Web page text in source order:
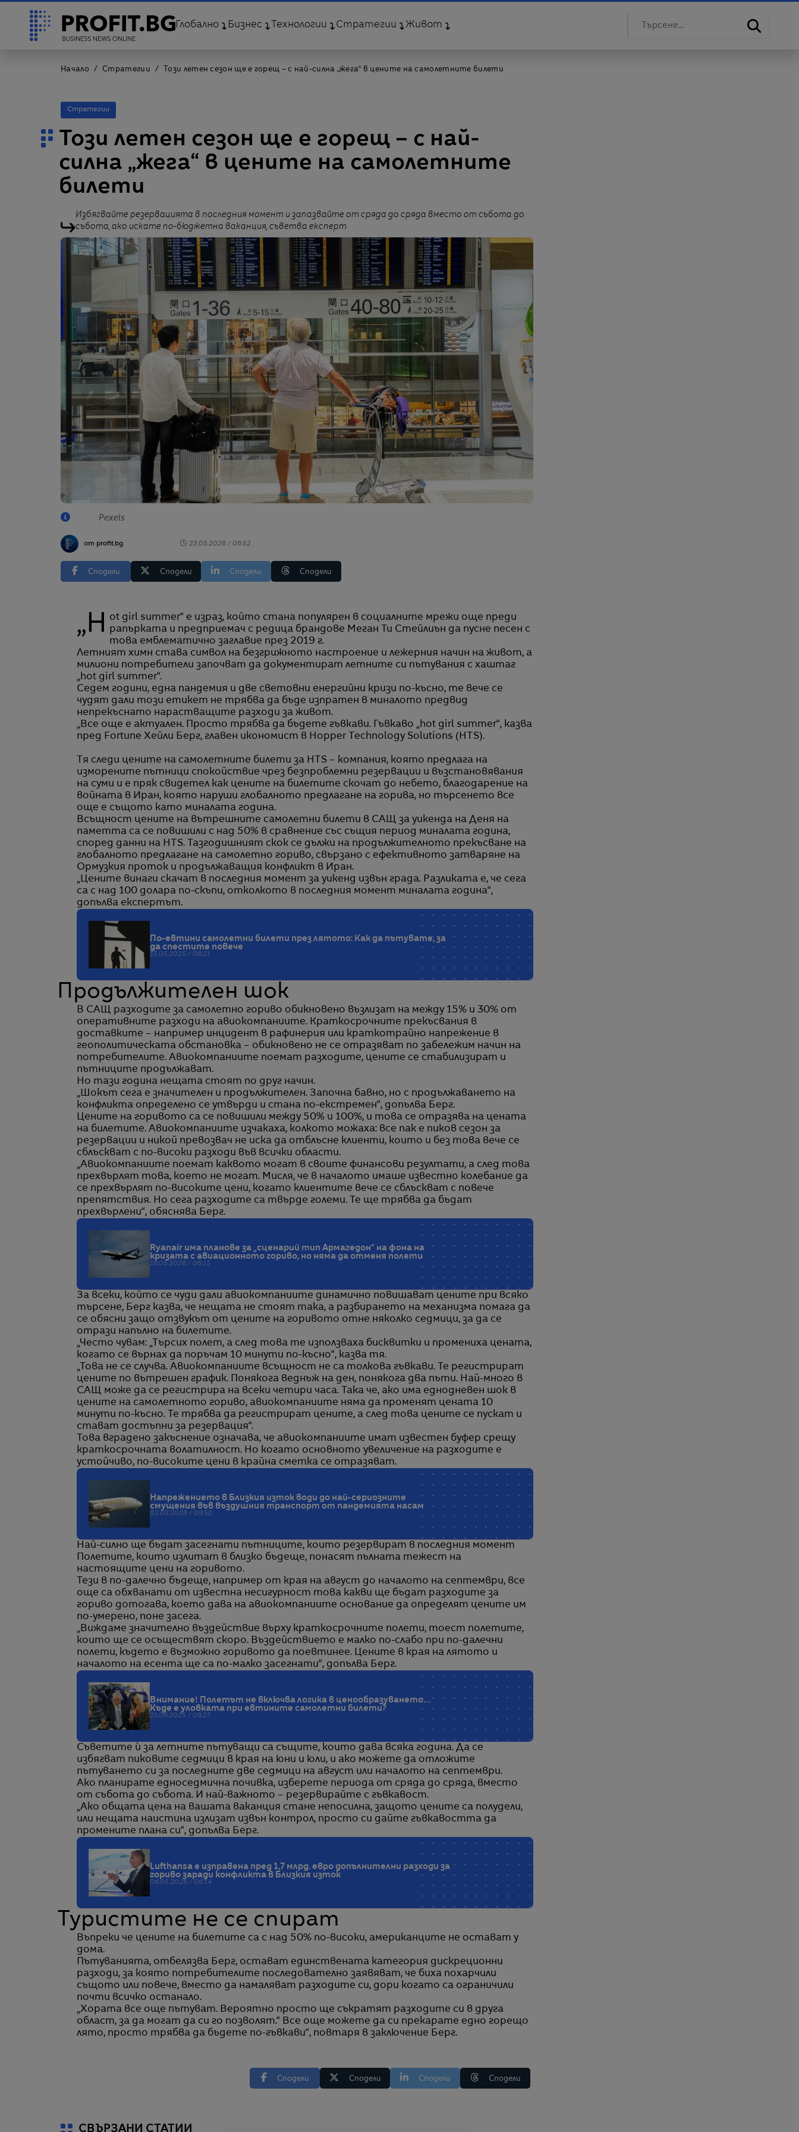
Глобално Бизнес Технологии Стратегии Живот
Начало Стратегии Този летен сезон ще е горещ – с най-силна „жега“ в цените на самолетните билети
Стратегии
Този летен сезон ще е горещ – с най-
силна „жега“ в цените на самолетните
билети
Избягвайте резервацията в последния момент и запазвайте от сряда до сряда вместо от събота до
събота, ако искате по-бюджетна ваканция, съветва експерт
Pexels
от profit.bg 23.05.2026 / 06:52
Сподели Сподели Сподели Сподели
„Hot girl summer“ е израз, който стана популярен в социалните мрежи още преди
рапърката и предприемач с редица брандове Меган Ти Стейлиън да пусне песен с
това емблематично заглавие през 2019 г.
Летният химн става символ на безгрижното настроение и лежерния начин на живот, а
милиони потребители започват да документират летните си пътувания с хаштаг
„hot girl summer“.
Седем години, една пандемия и две световни енергийни кризи по-късно, те вече се
чудят дали този етикет не трябва да бъде изпратен в миналото предвид
непрекъснато нарастващите разходи за живот.
„Все още е актуален. Просто трябва да бъдете гъвкави. Гъвкаво „hot girl summer“, казва
пред Fortune Хейли Берг, главен икономист в Hopper Technology Solutions (HTS).
Тя следи цените на самолетните билети за HTS – компания, която предлага на
изморените пътници спокойствие чрез безпроблемни резервации и възстановявания
на суми и е пряк свидетел как цените на билетите скочат до небето, благодарение на
войната в Иран, която наруши глобалното предлагане на горива, но търсенето все
още е същото като миналата година.
Всъщност цените на вътрешните самолетни билети в САЩ за уикенда на Деня на
паметта са се повишили с над 50% в сравнение със същия период миналата година,
според данни на HTS. Тазгодишният скок се дължи на продължителното прекъсване на
глобалното предлагане на самолетно гориво, свързано с ефективното затваряне на
Ормузкия проток и продължаващия конфликт в Иран.
„Цените винаги скачат в последния момент за уикенд извън града. Разликата е, че сега
са с над 100 долара по-скъпи, отколкото в последния момент миналата година“,
допълва експертът.
По-евтини самолетни билети през лятото: Как да пътувате, за
да спестите повече
15.05.2025 / 08:21
Продължителен шок
В САЩ разходите за самолетно гориво обикновено възлизат на между 15% и 30% от
оперативните разходи на авиокомпаниите. Краткосрочните прекъсвания в
доставките – например инцидент в рафинерия или краткотрайно напрежение в
геополитическата обстановка – обикновено не се отразяват по забележим начин на
потребителите. Авиокомпаниите поемат разходите, цените се стабилизират и
пътниците продължават.
Но тази година нещата стоят по друг начин.
„Шокът сега е значителен и продължителен. Започна бавно, но с продължаването на
конфликта определено се утвърди и стана по-екстремен“, допълва Берг.
Цените на горивото са се повишили между 50% и 100%, и това се отразява на цената
на билетите. Авиокомпаниите изчакаха, колкото можаха: все пак е пиков сезон за
резервации и никой превозвач не иска да отблъсне клиенти, които и без това вече се
сблъскват с по-високи разходи във всички области.
„Авиокомпаниите поемат каквото могат в своите финансови резултати, а след това
прехвърлят това, което не могат. Мисля, че в началото имаше известно колебание да
се прехвърлят по-високите цени, когато клиентите вече се сблъскват с повече
препятствия. Но сега разходите са твърде големи. Те ще трябва да бъдат
прехвърлени“, обяснява Берг.
Ryanair има планове за „сценарий тип Армагедон“ на фона на
кризата с авиационното гориво, но няма да отменя полети
18.05.2026 / 06:15
За всеки, който се чуди дали авиокомпаниите динамично повишават цените при всяко
търсене, Берг казва, че нещата не стоят така, а разбирането на механизма помага да
се обясни защо отзвукът от цените на горивото отне няколко седмици, за да се
отрази напълно на билетите.
„Често чувам: „Търсих полет, а след това те използваха бисквитки и промениха цената,
когато се върнах да поръчам 10 минути по-късно“, казва тя.
„Това не се случва. Авиокомпаниите всъщност не са толкова гъвкави. Те регистрират
цените по вътрешен график. Понякога веднъж на ден, понякога два пъти. Най-много в
САЩ може да се регистрира на всеки четири часа. Така че, ако има еднодневен шок в
цените на самолетното гориво, авиокомпаниите няма да променят цената 10
минути по-късно. Те трябва да регистрират цените, а след това цените се пускат и
стават достъпни за резервация“.
Това вградено закъснение означава, че авиокомпаниите имат известен буфер срещу
краткосрочната волатилност. Но когато основното увеличение на разходите е
устойчиво, по-високите цени в крайна сметка се отразяват.
Напрежението в Близкия изток води до най-сериозните
смущения във въздушния транспорт от пандемията насам
02.03.2026 / 09:50
Най-силно ще бъдат засегнати пътниците, които резервират в последния момент
Полетите, които излитат в близко бъдеще, понасят пълната тежест на
настоящите цени на горивото.
Тези в по-далечно бъдеще, например от края на август до началото на септември, все
още са обхванати от известна несигурност това какви ще бъдат разходите за
гориво дотогава, което дава на авиокомпаниите основание да определят цените им
по-умерено, поне засега.
„Виждаме значително въздействие върху краткосрочните полети, тоест полетите,
които ще се осъществят скоро. Въздействието е малко по-слабо при по-далечни
полети, където е възможно горивото да поевтинее. Цените в края на лятото и
началото на есента ще са по-малко засегнати“, допълва Берг.
Внимание! Полетът не включва логика в ценообразуването…
Къде е уловката при евтините самолетни билети?
21.06.2025 / 08:27
Съветите ѝ за летните пътуващи са същите, които дава всяка година. Да се
избягват пиковите седмици в края на юни и юли, и ако можете да отложите
пътуването си за последните две седмици на август или началото на септември.
Ако планирате едноседмична почивка, изберете периода от сряда до сряда, вместо
от събота до събота. И най-важното – резервирайте с гъвкавост.
„Ако общата цена на вашата ваканция стане непосилна, защото цените са полудели,
или нещата наистина излизат извън контрол, просто си дайте гъвкавостта да
промените плана си“, допълва Берг.
Lufthansa е изправена пред 1,7 млрд. евро допълнителни разходи за
гориво заради конфликта в Близкия изток
06.05.2026 / 06:14
Туристите не се спират
Въпреки че цените на билетите са с над 50% по-високи, американците не остават у
дома.
Пътуванията, отбелязва Берг, остават единствената категория дискреционни
разходи, за която потребителите последователно заявяват, че биха похарчили
същото или повече, вместо да намаляват разходите си, дори когато са ограничили
почти всичко останало.
„Хората все още пътуват. Вероятно просто ще съкратят разходите си в друга
област, за да могат да си го позволят.“ Все още можете да си прекарате едно горещо
лято, просто трябва да бъдете по-гъвкави“, повтаря в заключение Берг.
Сподели Сподели Сподели Сподели
СВЪРЗАНИ СТАТИИ